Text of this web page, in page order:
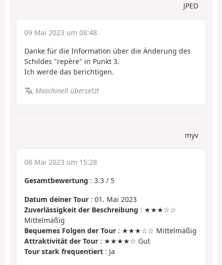
JPED
09 Mai 2023 um 08:48
Danke für die Information über die Änderung des
Schildes "repère" in Punkt 3.
Ich werde das berichtigen.
Maschinell übersetzt
myv
08 Mai 2023 um 15:28
Gesamtbewertung : 3.3 / 5
Datum deiner Tour : 01. Mai 2023
Zuverlässigkeit der Beschreibung : ★★★☆☆
Mittelmäßig
Bequemes Folgen der Tour : ★★★☆☆ Mittelmäßig
Attraktivität der Tour : ★★★★☆ Gut
Tour stark frequentiert : Ja